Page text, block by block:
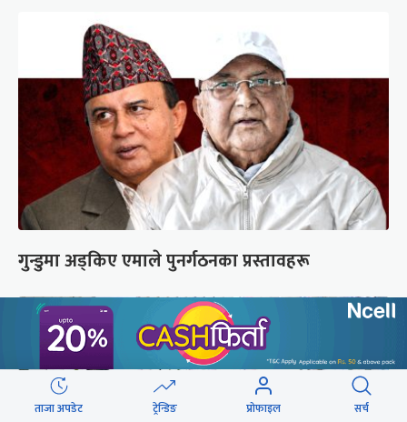
गुन्डुमा अड्किए एमाले पुनर्गठनका प्रस्तावहरू
ताजा अपडेट ट्रेन्डिङ प्रोफाइल सर्च